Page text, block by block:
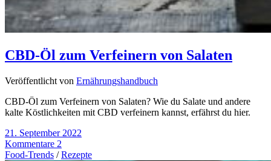
CBD-Öl zum Verfeinern von Salaten
Veröffentlicht von Ernährungshandbuch
CBD-Öl zum Verfeinern von Salaten? Wie du Salate und andere
kalte Köstlichkeiten mit CBD verfeinern kannst, erfährst du hier.
21. September 2022
Kommentare 2
Food-Trends /Rezepte